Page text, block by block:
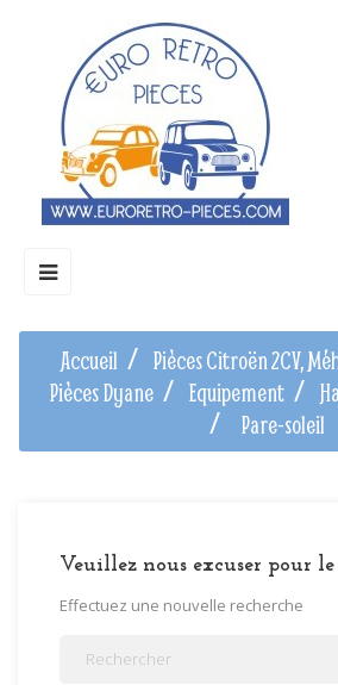
Basculer
☰
Accueil
Pièces Citroën 2CV,
Pièces Dyane
Equipement
Pare-soleil
Veuillez nous excuser pour
Effectuez une nouvelle recherche